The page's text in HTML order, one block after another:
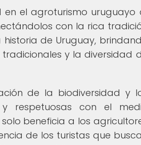
el agroturismo uruguayo
con la rica
de Uruguay,
y la diversidad
de la biodiversidad y
y respetuosas con el
beneficia a los
de los turistas que